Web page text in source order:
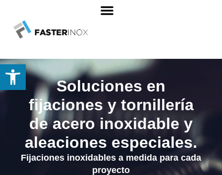
Abrir barra de herramientas
Soluciones en
fijaciones y tornillería
de acero inoxidable y
aleaciones especiales.
Fijaciones inoxidables a medida para cada
proyecto